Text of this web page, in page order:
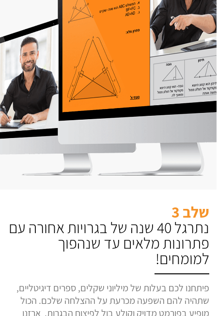
שלב 3
נתרגל 40 שנה של בגרויות אחורה עם
פתרונות מלאים עד שנהפוך
למומחים!
פיתחנו לכם בעלות של מיליוני שקלים, ספרים דיגיטליים,
שתהיה להם השפעה מכרעת על ההצלחה שלכם. הכול
מופיע בפורמט מדויק וקולע בול לפיצוח הבגרות. ארזנו